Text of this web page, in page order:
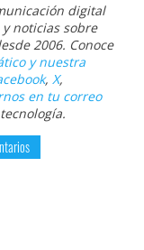
digital
noticias sobre
2006. Conoce
y nuestra
, X,
en tu correo